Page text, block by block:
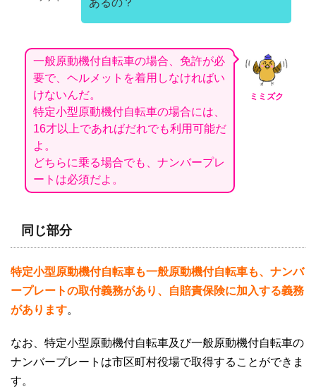
ミミズク
一般原動機付自転車の場合、免許が必
要で、ヘルメットを着用しなければい
けないんだ。
特定小型原動機付自転車の場合には、
16才以上であればだれでも利用可能だ
よ。
どちらに乗る場合でも、ナンバープレ
ートは必須だよ。
同じ部分
特定小型原動機付自転車も一般原動機付自転車も、ナンバ
ープレートの取付義務があり、自賠責保険に加入する義務
があります。
なお、特定小型原動機付自転車及び一般原動機付自転車の
ナンバープレートは市区町村役場で取得することができま
す。